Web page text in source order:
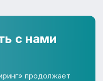
с нами
продолжает